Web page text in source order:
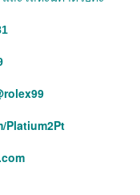
Platium2Pt